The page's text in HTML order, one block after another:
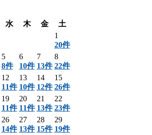
水 木 金
土
1
20件
5
8件
6
10件
7
13件
8
22件
12
11件
13
10件
14
12件
15
26件
19
11件
20
11件
21
13件
22
23件
26
14件
27
13件
28
15件
29
19件